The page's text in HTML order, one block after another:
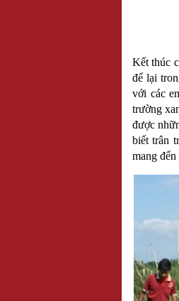
Kết thúc
để lại
với các
trường
được
biết trân
mang đến